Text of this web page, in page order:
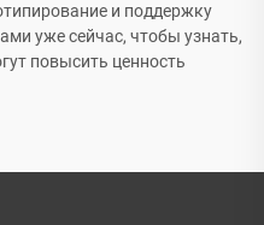
и поддержку
уже сейчас, чтобы узнать,
повысить ценность